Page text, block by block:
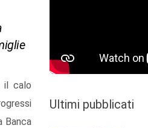
il calo
Banca
Ultimi pubblicati